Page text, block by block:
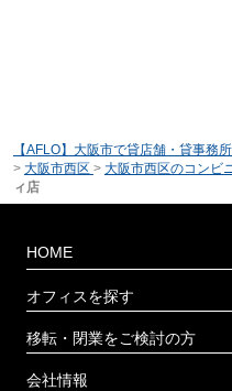
【AFLO】大阪市で貸店舗・貸事務
> 大阪市西区 > 大阪市西区のコンビ
ィ店
HOME
オフィスを探す
移転・閉業をご検討の方
会社情報